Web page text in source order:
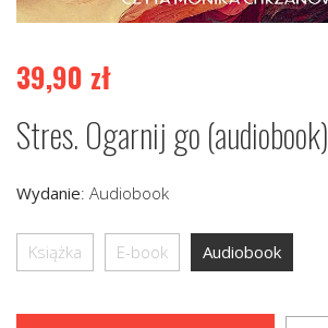
39,90 zł
Stres. Ogarnij go (audiobook)
Wydanie: Audiobook
Książka E-book Audiobook